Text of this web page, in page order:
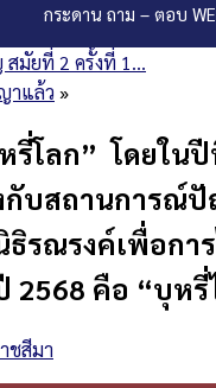
กระดาน ถาม – ตอบ
สมัยที่ 2 ครั้งที่ 1…
าแล้ว »
ลก” โดยในปี
บสถานการณ์
ธิรณรงค์เพื่อก
คือ “บุห
ชสีมา